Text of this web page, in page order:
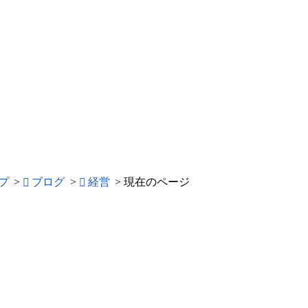
> ブログ > 経営 > 現在のページ